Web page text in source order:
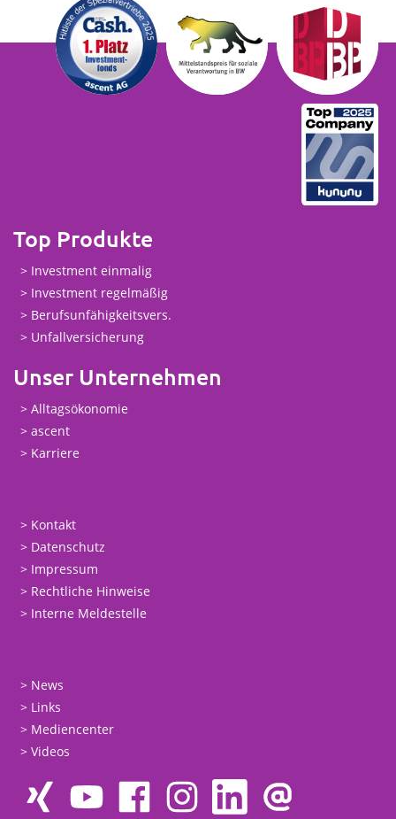
Top Produkte
Investment einmalig
Investment regelmäßig
Berufsunfähigkeitsvers.
Unfallversicherung
Unser Unternehmen
Alltagsökonomie
ascent
Karriere
Kontakt
Datenschutz
Impressum
Rechtliche Hinweise
Interne Meldestelle
News
Links
Mediencenter
Videos